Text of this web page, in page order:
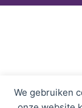
We gebruiken